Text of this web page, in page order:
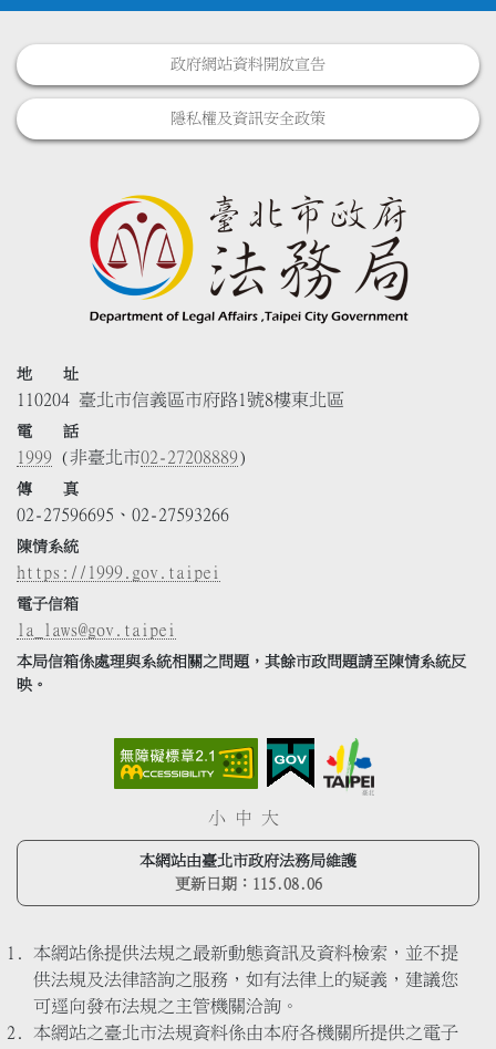
政府網站資料開放宣告
隱私權及資訊安全政策
地 址
110204 臺北市信義區市府路1號8樓東北區
電 話
1999 (非臺北市02-27208889)
傳 真
02-27596695、02-27593266
陳情系統
https://1999.gov.taipei
電子信箱
la_laws@gov.taipei
本局信箱係處理與系統相關之問題，其餘市政問題請至陳情系統反
映。
小 中 大
本網站由臺北市政府法務局維護
更新日期： 115.08.06
本網站係提供法規之最新動態資訊及資料檢索，並不提
供法規及法律諮詢之服務，如有法律上的疑義，建議您
可逕向發布法規之主管機關洽詢。
本網站之臺北市法規資料係由本府各機關所提供之電子